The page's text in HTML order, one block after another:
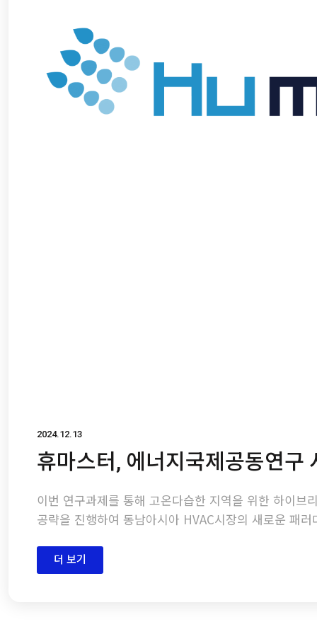
2024.12.13
휴마스터, 에너지국제공동연구
이번 연구과제를 통해 고온다습한 지역을 위한 하이
공략을 진행하여 동남아시아 HVAC시장의 새로운 패
더 보기